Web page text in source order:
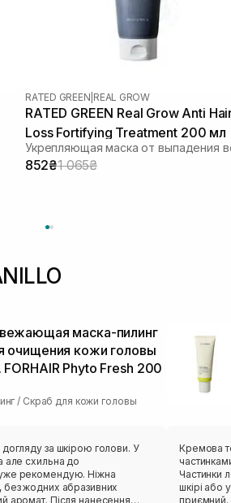
RATED GREEN REAL GROW
RATED GREEN Real Grow Anti
Loss Fortifying Treatment 200 мл
852₴1 065₴
маска-пилинг
очищения кожи головы
FORHAIR Phyto Fresh 200
/ Скраб для кожи головы
догляду за шкірою голови. У
але схильна до
рекомендую. Ніжна
без жодних абразивних
аромат. Після нанесення
Кремова
Частинки
шкірі або у волоссі.
приємний. Гарно очищує шкіру голови, без